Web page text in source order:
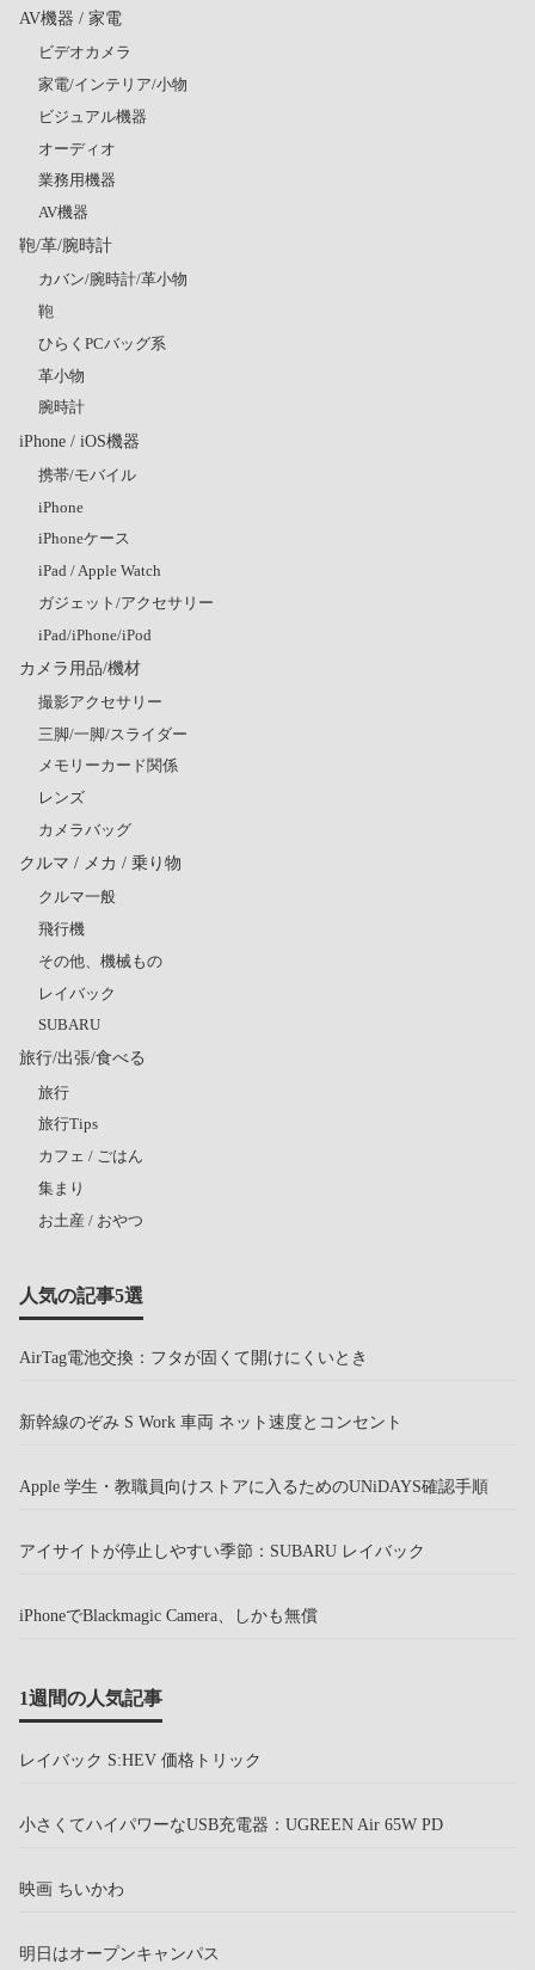
AV機器 / 家電
ビデオカメラ
家電/インテリア/小物
ビジュアル機器
オーディオ
業務用機器
AV機器
鞄/革/腕時計
カバン/腕時計/革小物
鞄
ひらくPCバッグ系
革小物
腕時計
iPhone / iOS機器
携帯/モバイル
iPhone
iPhoneケース
iPad / Apple Watch
ガジェット/アクセサリー
iPad/iPhone/iPod
カメラ用品/機材
撮影アクセサリー
三脚/一脚/スライダー
メモリーカード関係
レンズ
カメラバッグ
クルマ / メカ / 乗り物
クルマ一般
飛行機
その他、機械もの
レイバック
SUBARU
旅行/出張/食べる
旅行
旅行Tips
カフェ / ごはん
集まり
お土産 / おやつ
人気の記事5選
AirTag電池交換：フタが固くて開けにくいとき
新幹線のぞみ S Work 車両 ネット速度とコンセント
Apple 学生・教職員向けストアに入るためのUNiDAYS確認手順
アイサイトが停止しやすい季節：SUBARU レイバック
iPhoneでBlackmagic Camera、しかも無償
1週間の人気記事
レイバック S:HEV 価格トリック
小さくてハイパワーなUSB充電器：UGREEN Air 65W PD
映画 ちいかわ
明日はオープンキャンパス